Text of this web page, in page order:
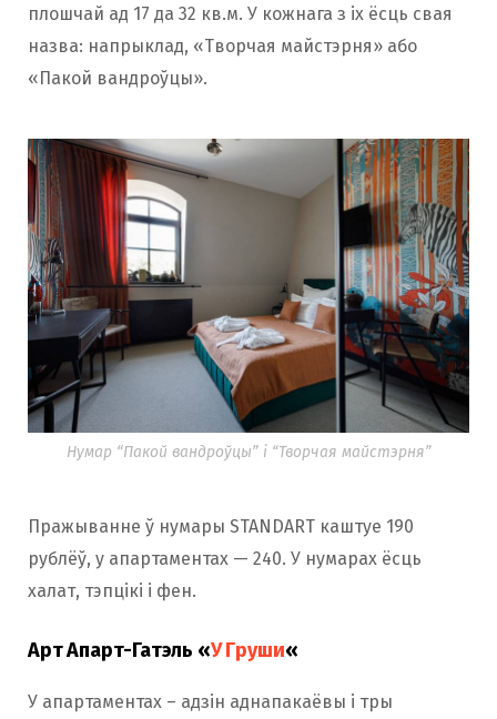
плошчай ад 17 да 32 кв.м. У кожнага з іх ёсць свая
назва: напрыклад, «Творчая майстэрня» або
«Пакой вандроўцы».
Нумар “Пакой вандроўцы” і “Творчая майстэрня”
Пражыванне ў нумары STANDART каштуе 190
рублёў, у апартаментах — 240. У нумарах ёсць
халат, тэпцікі і фен.
Арт Апарт-Гатэль «У Груши«
У апартаментах – адзін аднапакаёвы і тры